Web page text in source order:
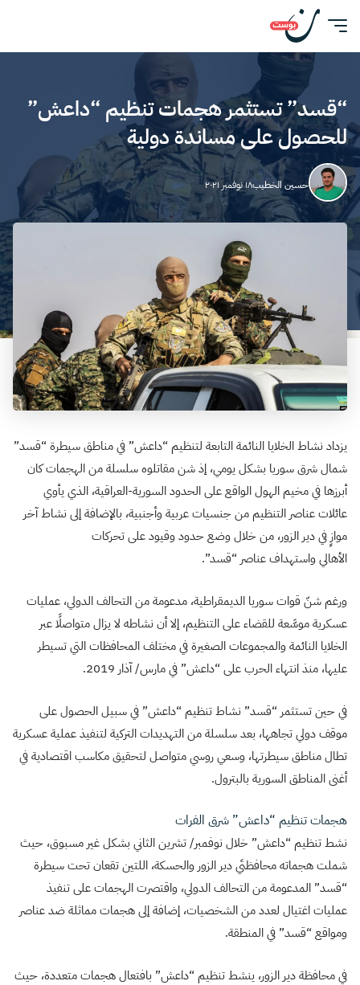
“قسد” تستثمر هجمات تنظيم “داعش”
للحصول على مساندة دولية
حسين الخطيب١٨ نوفمبر ٢٠٢١
يزداد نشاط الخلايا النائمة التابعة لتنظيم “داعش” في مناطق سيطرة “قسد”
شمال شرق سوريا بشكل يومي، إذ شن مقاتلوه سلسلة من الهجمات كان
أبرزها في مخيم الهول الواقع على الحدود السورية-العراقية، الذي يأوي
عائلات عناصر التنظيم من جنسيات عربية وأجنبية، بالإضافة إلى نشاط آخر
موازٍ في دير الزور، من خلال وضع حدود وقيود على تحركات
الأهالي واستهداف عناصر “قسد”.
ورغم شنّ قوات سوريا الديمقراطية، مدعومة من التحالف الدولي، عمليات
عسكرية موسَّعة للقضاء على التنظيم، إلا أن نشاطه لا يزال متواصلًا عبر
الخلايا النائمة والمجموعات الصغيرة في مختلف المحافظات التي تسيطر
عليها، منذ انتهاء الحرب على “داعش” في مارس/ آذار 2019.
في حين تستثمر “قسد” نشاط تنظيم “داعش” في سبيل الحصول على
موقف دولي تجاهها، بعد سلسلة من التهديدات التركية لتنفيذ عملية عسكرية
تطال مناطق سيطرتها، وسعي روسي متواصل لتحقيق مكاسب اقتصادية في
أغنى المناطق السورية بالبترول.
هجمات تنظيم “داعش” شرق الفرات
نشط تنظيم “داعش” خلال نوفمبر/ تشرين الثاني بشكل غير مسبوق، حيث
شملت هجماته محافظتَي دير الزور والحسكة، اللتين تقعان تحت سيطرة
“قسد” المدعومة من التحالف الدولي، واقتصرت الهجمات على تنفيذ
عمليات اغتيال لعدد من الشخصيات، إضافة إلى هجمات مماثلة ضد عناصر
ومواقع “قسد” في المنطقة.
في محافظة دير الزور، ينشط تنظيم “داعش” بافتعال هجمات متعددة، حيث